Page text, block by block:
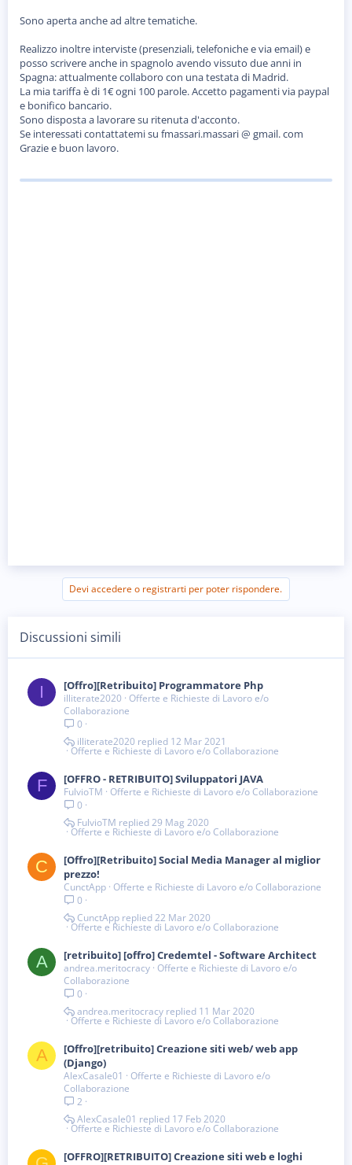
Sono aperta anche ad altre tematiche.
Realizzo inoltre interviste (presenziali, telefoniche e via email) e
posso scrivere anche in spagnolo avendo vissuto due anni in
Spagna: attualmente collaboro con una testata di Madrid.
La mia tariffa è di 1€ ogni 100 parole. Accetto pagamenti via paypal
e bonifico bancario.
Sono disposta a lavorare su ritenuta d'acconto.
Se interessati contattatemi su fmassari.massari @ gmail. com
Grazie e buon lavoro.
Devi accedere o registrarti per poter rispondere.
Discussioni simili
I [Offro][Retribuito] Programmatore Php
illiterate2020
Offerte e Richieste di Lavoro e/o
Collaborazione
0
Offerte e Richieste di Lavoro e/o Collaborazione
12 Mar 2021
illiterate2020
F [OFFRO - RETRIBUITO] Sviluppatori JAVA
FulvioTM
Offerte e Richieste di Lavoro e/o Collaborazione
0
Offerte e Richieste di Lavoro e/o Collaborazione
29 Mag 2020
FulvioTM
C
[Offro][Retribuito] Social Media Manager al miglior
prezzo!
CunctApp Offerte e Richieste di Lavoro e/o Collaborazione
0
Offerte e Richieste di Lavoro e/o Collaborazione
22 Mar 2020
CunctApp
A [retribuito] [offro] Credemtel - Software Architect
andrea.meritocracy Offerte e Richieste di Lavoro e/o
Collaborazione
0
Offerte e Richieste di Lavoro e/o Collaborazione
11 Mar 2020
andrea.meritocracy
A
[Offro][retribuito] Creazione siti web/ web app
(Django)
AlexCasale01
Offerte e Richieste di Lavoro e/o
Collaborazione
2
Offerte e Richieste di Lavoro e/o Collaborazione
17 Feb 2020
AlexCasale01
[OFFRO][RETRIBUITO] Creazione siti web e loghi